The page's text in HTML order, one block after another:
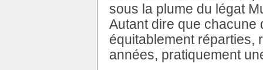
sous la plume du légat
Autant dire que chacune
équitablement réparties,
années, pratiquement